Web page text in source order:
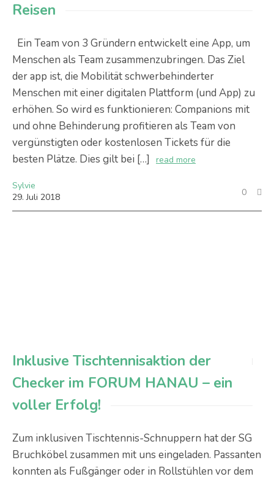
Reisen
Ein Team von 3 Gründern entwickelt eine App, um
Menschen als Team zusammenzubringen. Das Ziel
der app ist, die Mobilität schwerbehinderter
Menschen mit einer digitalen Plattform (und App) zu
erhöhen. So wird es funktionieren: Companions mit
und ohne Behinderung profitieren als Team von
vergünstigten oder kostenlosen Tickets für die
besten Plätze. Dies gilt bei […]
read more
Sylvie
29. Juli 2018 0
Inklusive Tischtennisaktion der
Checker im FORUM HANAU – ein
voller Erfolg!
Zum inklusiven Tischtennis-Schnuppern hat der SG
Bruchköbel zusammen mit uns eingeladen. Passanten
konnten als Fußgänger oder in Rollstühlen vor dem